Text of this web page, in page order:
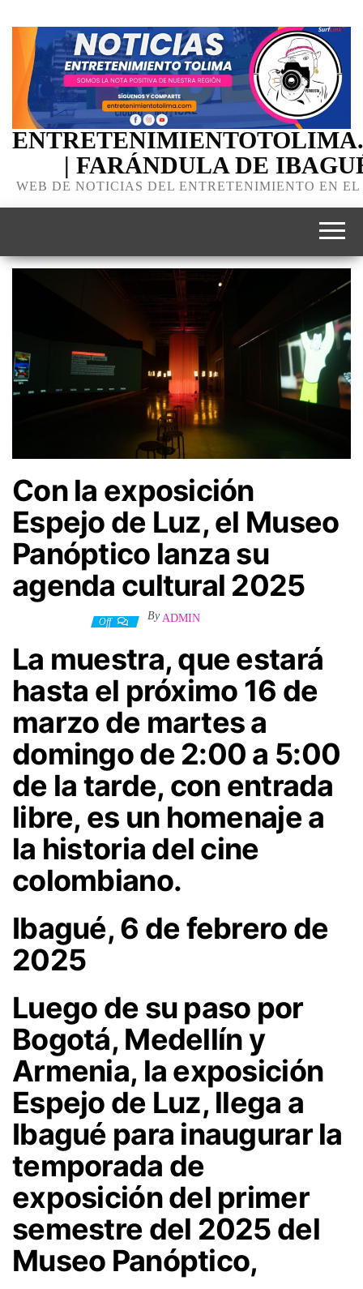
| FARÁNDULA DE
WEB DE NOTICIAS DEL ENTRETENIMIENTO EN
Con la exposición
Espejo de Luz, el Museo
Panóptico lanza su
agenda cultural 2025
Off By ADMIN
La muestra, que estará
hasta el próximo 16 de
marzo de martes a
domingo de 2:00 a 5:00
de la tarde, con entrada
libre, es un homenaje a
la historia del cine
colombiano.
Ibagué, 6 de febrero de
2025
Luego de su paso por
Bogotá, Medellín y
Armenia, la exposición
Espejo de Luz, llega a
Ibagué para inaugurar la
temporada de
exposición del primer
semestre del 2025 del
Museo Panóptico,